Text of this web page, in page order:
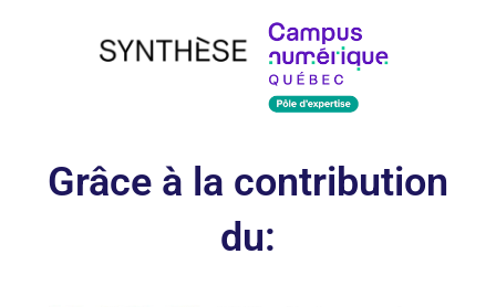
Grâce à la contribution
du: